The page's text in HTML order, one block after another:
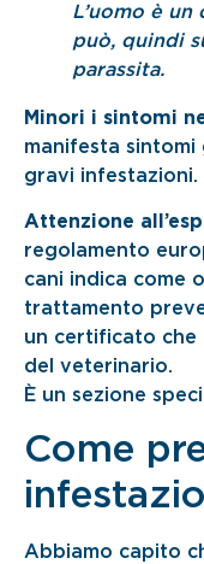
L’uomo è
può, quindi
parassita.
Minori i sintomi
manifesta
gravi infestazioni.
Attenzione
regolamento
cani indica come
trattamento
un certificato che
del veterinario.
È un sezione
Come
Abbiamo capito